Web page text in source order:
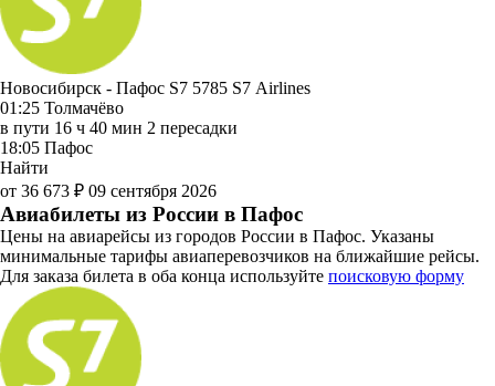
Новосибирск - Пафос S7 5785 S7 Airlines
01:25 Толмачёво
в пути 16 ч 40 мин 2 пересадки
18:05 Пафос
Найти
от 36 673 ₽ 09 сентября 2026
Авиабилеты из России в Пафос
Цены на авиарейсы из городов России в Пафос. Указаны
минимальные тарифы авиаперевозчиков на ближайшие рейсы.
Для заказа билета в оба конца используйте поисковую форму